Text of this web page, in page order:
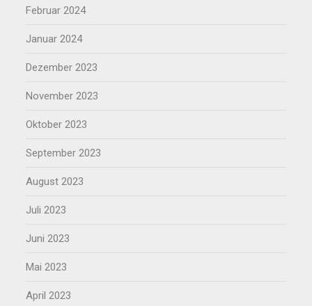
Februar 2024
Januar 2024
Dezember 2023
November 2023
Oktober 2023
September 2023
August 2023
Juli 2023
Juni 2023
Mai 2023
April 2023